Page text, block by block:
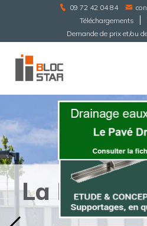
09 72 42 04 84
Téléchargements
Demande de prix et/ou
La B rique